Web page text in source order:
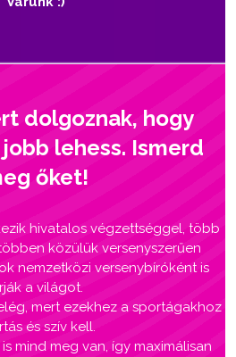
dolgoznak, hogy
lehess. Ismerd
őket!
hivatalos végzettséggel, több
közülük versenyszerűen
nemzetközi versenybíróként is
a világot.
mert ezekhez a sportágakhoz
és szív kell.
mind meg van, így maximálisan